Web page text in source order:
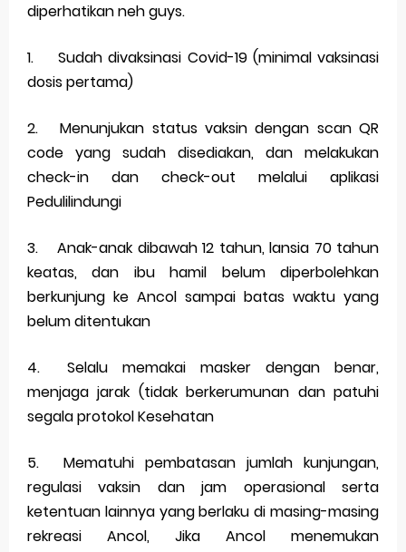
kamera zeiss & baterai jumbo
Apple Watch Series 10 vs Samsung Galaxy Watch 7
Saturday, 8 August
diperhatikan neh guys.
1.
Sudah divaksinasi Covid-19 (minimal vaksinasi
dosis pertama)
2.
Menunjukan status vaksin dengan scan QR
code yang sudah disediakan, dan melakukan
check-in dan check-out melalui aplikasi
Pedulilindungi
3.
Anak-anak dibawah 12 tahun, lansia 70 tahun
keatas, dan ibu hamil belum diperbolehkan
berkunjung ke Ancol sampai batas waktu yang
belum ditentukan
4.
Selalu memakai masker dengan benar,
menjaga jarak (tidak berkerumunan dan patuhi
segala protokol Kesehatan
5.
Mematuhi pembatasan jumlah kunjungan,
regulasi vaksin dan jam operasional serta
ketentuan lainnya yang berlaku di masing-masing
rekreasi Ancol, Jika Ancol menemukan